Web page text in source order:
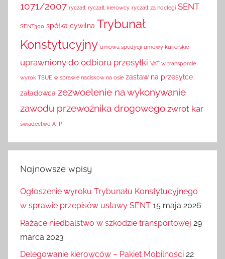
1071/2007 ryczałt ryczałt kierowcy ryczałt za noclegi SENT
SENT300 spółka cywilna Trybunał
Konstytucyjny umowa spedycji umowy kurierskie
uprawniony do odbioru przesyłki VAT w transporcie
wyrok TSUE w sprawie naciskow na osie zastaw na przesyłce
załadowca zezwoelenie na wykonywanie
zawodu przewoźnika drogowego zwrot kar
świadectwo ATP
Najnowsze wpisy
Ogłoszenie wyroku Trybunału Konstytucyjnego
w sprawie przepisów ustawy SENT 15 maja 2026
Rażące niedbalstwo w szkodzie transportowej 29
marca 2023
Delegowanie kierowców – Pakiet Mobilności 22